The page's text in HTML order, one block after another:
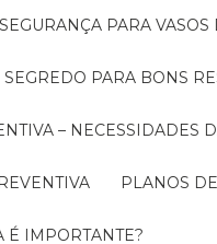
PARA VASOS
PARA BONS
– NECESSIDADES
PLANOS
É IMPORTANTE?